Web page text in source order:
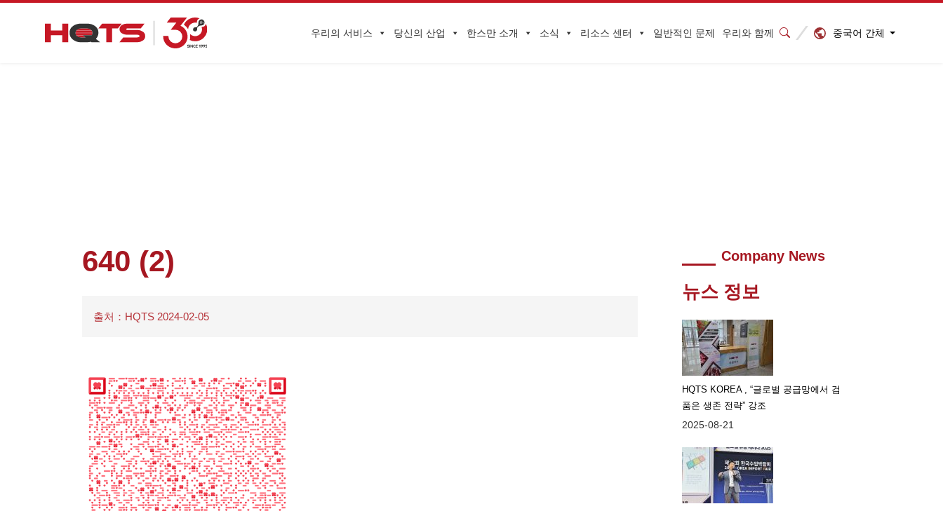
우리의 서비스 당신의 산업 한스만 소개 소식 리소스 센터 일반적인 문제 우리와 함께 중국어 간체
640 (2)
출처：HQTS 2024-02-05
Company News
뉴스 정보
HQTS KOREA , “글로벌 공급망에서 검
품은 생존 전략” 강조
2025-08-21